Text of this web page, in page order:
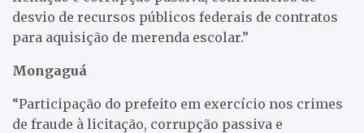
desvio de recursos públicos federais de contratos
para aquisição de merenda escolar.”
Mongaguá
“Participação do prefeito em exercício nos crimes
de fraude à licitação, corrupção passiva e